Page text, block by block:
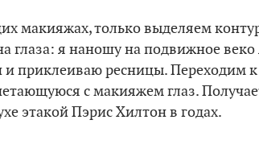
макияжах, только выделяем
глаза: я наношу на подвижное
и приклеиваю ресницы. Переходим
с макияжем глаз.
этакой Пэрис Хилтон в годах.